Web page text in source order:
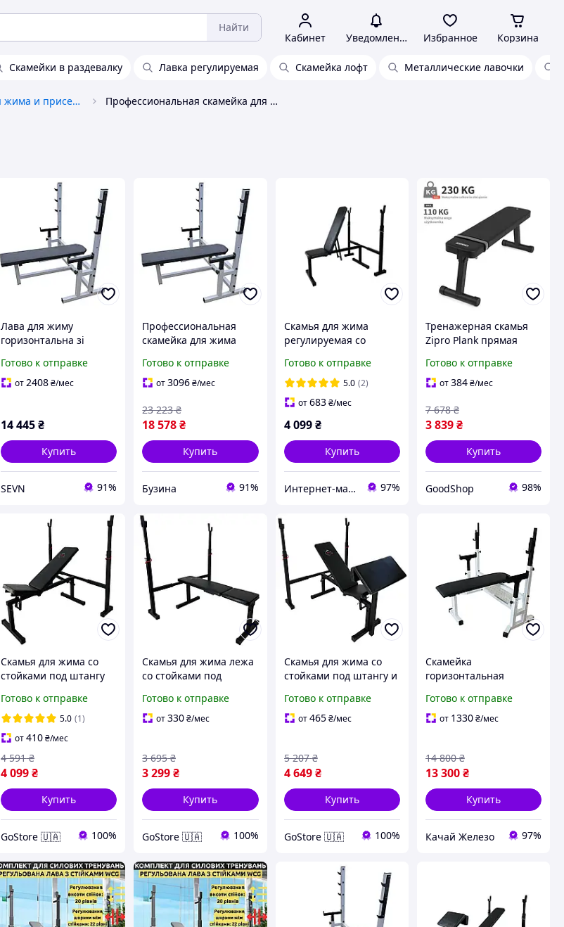
Найти
Кабинет Уведомления Избранное Корзина
Скамейки в раздевалку Лавка регулируемая Скамейка лофт Металлические лавочки
Стойки, скамьи для жима и приседаний Профессиональная скамейка для стойки
Лава для жиму
горизонтальна зі
Newt Profigym NE-SK-60
Готово к отправке
от2408₴/мес
14 445₴
Купить
SEVN 91%
Профессиональная
скамейка для жима
стойками до 300 кг
buzyna
Готово к отправке
от3096₴/мес
18 578₴
23 223 ₴
Купить
Бузина 91%
Скамья для жима
регулируемая со
WCG лавка 004
Готово к отправке
5.0 (2)
от683 ₴/мес
4 099 ₴
Купить
Интернет-магазин "Астрокомфорт" 97%
Тренажерная скамья
Zipro Plank прямая
силовых тренировок с
мягкой обивкой и
конструкцией
Готово к отправке
от384₴/мес
3 839₴
7 678 ₴
Купить
GoodShop 98%
Скамья для жима со
стойками под штангу
регулируемая
Готово к отправке
5.0 (1)
от410₴/мес
4 099₴
4 591 ₴
Купить
GoStore 🇺🇦 100%
Скамья для жима лежа
со стойками под
Готово к отправке
от330₴/мес
3 299₴
3 695 ₴
Купить
GoStore 🇺🇦 100%
Скамья для жима со
стойками под штангу и
Готово к отправке
от465 ₴/мес
4 649 ₴
5 207 ₴
Купить
GoStore 🇺🇦 100%
Скамейка
горизонтальная
жима со страховкой и
платформой 60 на 60
Готово к отправке
от 1330₴/мес
13 300₴
14 800 ₴
Купить
Качай Железо 97%